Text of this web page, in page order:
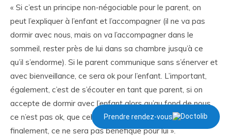
« Si c’est un principe non-négociable pour le parent, on
peut l’expliquer à l’enfant et l’accompagner (il ne va pas
dormir avec nous, mais on va l’accompagner dans le
sommeil, rester près de lui dans sa chambre jusqu’à ce
qu’il s’endorme). Si le parent communique sans s’énerver et
avec bienveillance, ce sera ok pour l’enfant. L’important,
également, c’est de s’écouter en tant que parent, si on
accepte de dormir avec l’enfant alors qu’au fond de nous,
ce n’est pas ok, que cela nous irrite, l’enfant le sentira et
finalement, ce ne sera pas bénéfique pour lui ».
Prendre rendez-vous